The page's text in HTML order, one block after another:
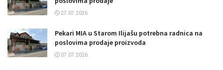
27.07.2026.
Pekari MIA u Starom Ilijašu potrebna radnica na
poslovima prodaje proizvoda
07.07.2026.